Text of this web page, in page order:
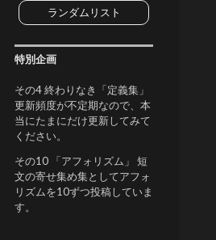
ランダムリスト
特別企画
その4 終わりなき「定義集」
更新頻度が不定期なので、本
当にたまにだけ更新してみて
ください。
その10 「アフォリズム」 短
文の寄せ集め集としてアフォ
リズムを10ずつ投稿していま
す。